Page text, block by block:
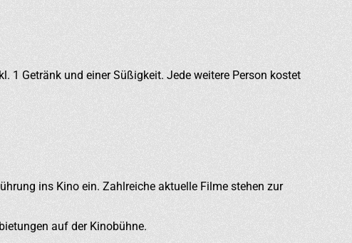
1 Getränk und einer Süßigkeit. Jede weitere Person kostet
ins Kino ein. Zahlreiche aktuelle Filme stehen zur
auf der Kinobühne.